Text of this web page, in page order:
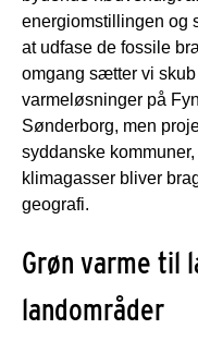
energiomstillingen og
at udfase de fossile
omgang sætter vi
varmeløsninger på
Sønderborg, men
syddanske
klimagasser bliver
geografi.
Grøn varme til
landområder